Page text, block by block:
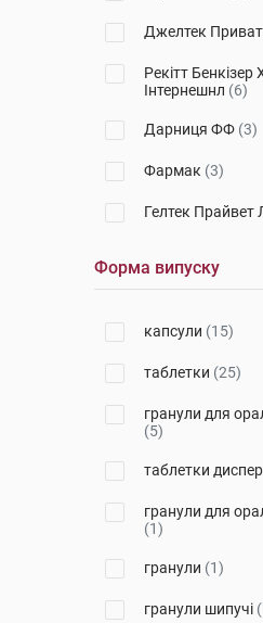
Джелтек Приват
Рекітт Бенкізер
Інтернешнл (6)
Дарниця ФФ (3)
Фармак (3)
Гелтек Прайвет
Лек
Медокемі
Терапія АТ(2)
Ронтіс Хеллас
Фармасьютікал
Форма випуску
капсули (15)
таблетки (25)
гранули для
(5)
таблетки
гранули для
(1)
гранули (1)
гранули шипучі